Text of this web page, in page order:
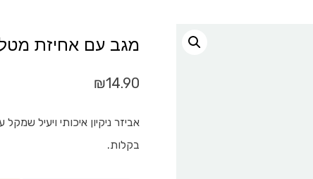
מגב עם אחיזת מטלית
₪14.90
אביזר ניקיון איכותי ויעיל
בקלות.